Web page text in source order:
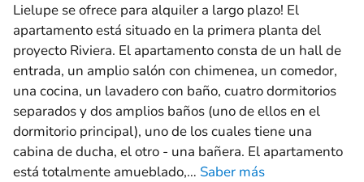
Lielupe se ofrece para alquiler a largo plazo! El
apartamento está situado en la primera planta del
proyecto Riviera. El apartamento consta de un hall de
entrada, un amplio salón con chimenea, un comedor,
una cocina, un lavadero con baño, cuatro dormitorios
separados y dos amplios baños (uno de ellos en el
dormitorio principal), uno de los cuales tiene una
cabina de ducha, el otro - una bañera. El apartamento
está totalmente amueblado,… Saber más